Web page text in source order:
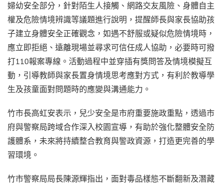
婦幼安全部分，針對陌生人接觸、網路交友風險、身體自主
權及危險情境辨識等議題進行說明，提醒師長與家長協助孩
子建立身體安全正確觀念，如遇不舒服或疑似危險情境時，
應立即拒絕、遠離現場並尋求可信任成人協助，必要時可撥
打110報案專線。活動過程中並穿插有獎問答及情境模擬互
動，引導教師與家長置身情境思考應對方式，有利於教導學
生及孩童面對問題時的應變與溝通能力。
竹市長高虹安表示，兒少安全是市府重要施政重點，透過市
府與警察局跨域合作深入校園宣導，有助於強化整體安全防
護體系，未來將持續整合教育與警政資源，打造更完善的學
習環境。
竹市警察局局長陳源輝指出，面對毒品樣態不斷翻新及潛藏